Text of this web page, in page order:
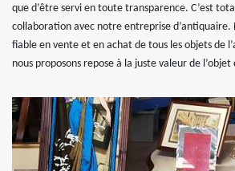
que d’être servi en toute transparence. C’est
collaboration avec notre entreprise d’antiquaire.
fiable en vente et en achat de tous les objets de
nous proposons repose à la juste valeur de l’objet